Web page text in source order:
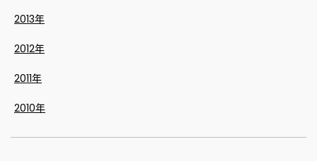
2013年
2012年
2011年
2010年